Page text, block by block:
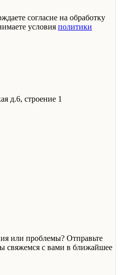
согласие на обработку
условия политики
д.6, строение 1
или проблемы? Отправьте
свяжемся с вами в ближайшее